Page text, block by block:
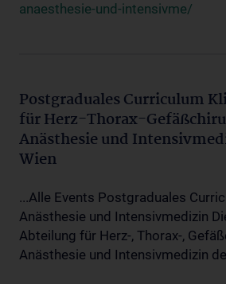
anaesthesie-und-intensivme/
Postgraduales Curriculum
für Herz-Thorax-
Anästhesie und
Wien
...Alle Events Postgraduales
Anästhesie und Intensivmedizin
Abteilung für Herz-, Thorax-,
Anästhesie und Intensivmedizin